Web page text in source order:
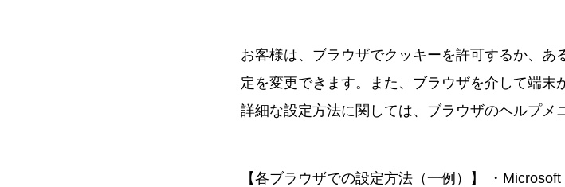
お客様は、ブラウザでクッキーを許可するか、
定を変更できます。また、ブラウザを介して端末
詳細な設定方法に関しては、ブラウザのヘルプメ
【各ブラウザでの設定方法（一例）】 ・